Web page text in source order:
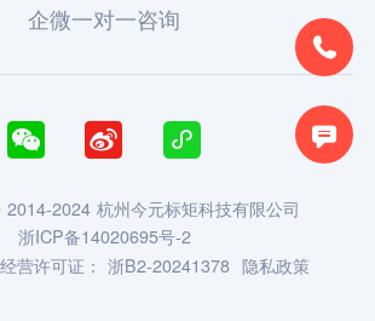


企微一对一咨询
  
2024 杭州今元标矩科技有限公司
浙ICP备14020695号-2
营许可证： 浙B2-20241378 隐私政策